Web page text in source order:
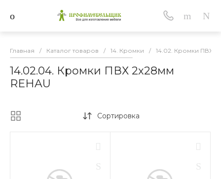
Главная / Каталог товаров / 14. Кромки / 14.02. Кромки ПВХ
14.02.04. Кромки ПВХ 2х28мм
REHAU
Сортировка